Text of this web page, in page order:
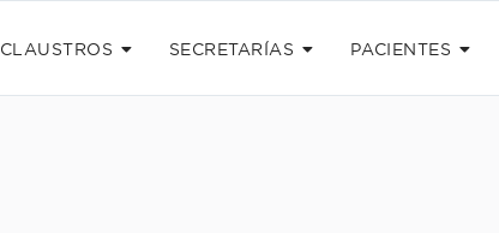
CLAUSTROS SECRETARÍAS PACIENTES